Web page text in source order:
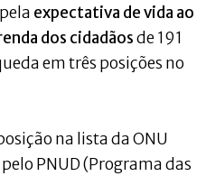
expectativa de vida ao
dos cidadãosde 191
em três posições no
na lista da ONU
PNUD (Programa das